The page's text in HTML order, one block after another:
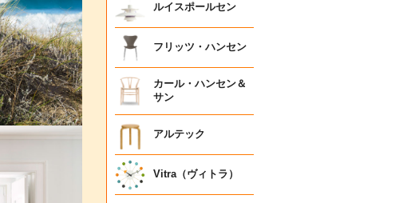
ルイスポールセン
フリッツ・ハンセン
カール・ハンセン＆
サン
アルテック
Vitra（ヴィトラ）